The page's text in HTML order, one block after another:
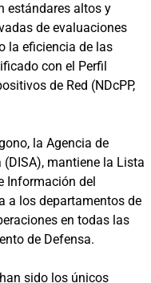
estándares altos y
de evaluaciones
la eficiencia de las
con el Perfil
de Red (NDcPP,
la Agencia de
mantiene la Lista
Información del
a los departamentos de
en todas las
de Defensa.
sido los únicos